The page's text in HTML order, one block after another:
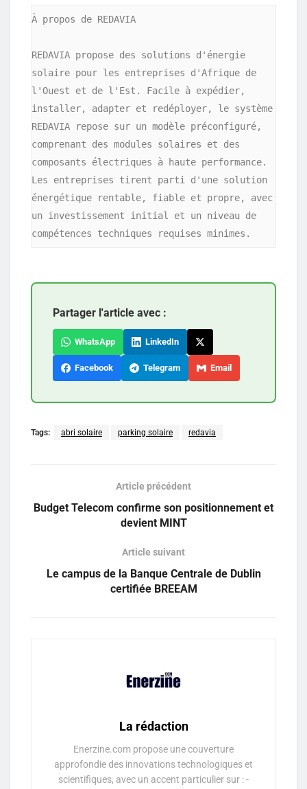
À propos de REDAVIA
REDAVIA propose des solutions d'énergie
solaire pour les entreprises d'Afrique de
l'Ouest et de l'Est. Facile à expédier,
installer, adapter et redéployer, le système
REDAVIA repose sur un modèle préconfiguré,
comprenant des modules solaires et des
composants électriques à haute performance.
Les entreprises tirent parti d'une solution
énergétique rentable, fiable et propre, avec
un investissement initial et un niveau de
compétences techniques requises minimes.
Partager l'article avec :
WhatsApp LinkedIn
Facebook Telegram Email
Tags: abri solaire parking solaire redavia
Article précédent
Budget Telecom confirme son positionnement et
devient MINT
Article suivant
Le campus de la Banque Centrale de Dublin
certifiée BREEAM
La rédaction
Enerzine.com propose une couverture
approfondie des innovations technologiques et
scientifiques, avec un accent particulier sur : -